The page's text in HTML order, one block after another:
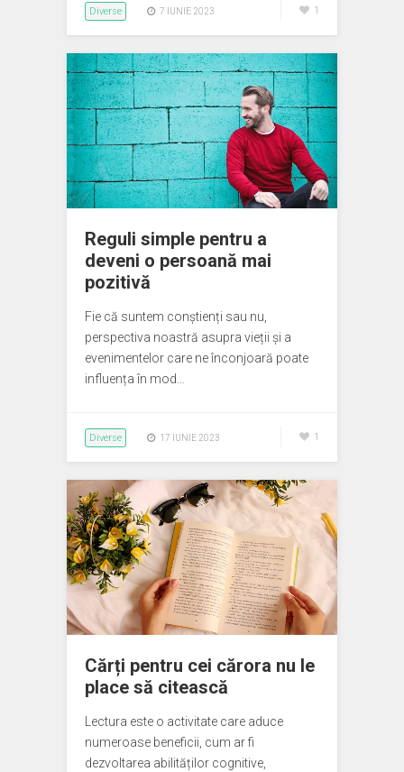
Diverse 7 IUNIE 2023 1
Reguli simple pentru a
deveni o persoană mai
pozitivă
Fie că suntem conștienți sau nu,
perspectiva noastră asupra vieții și a
evenimentelor care ne înconjoară poate
influența în mod…
Diverse 17 IUNIE 2023 1
Cărți pentru cei cărora nu le
place să citească
Lectura este o activitate care aduce
numeroase beneficii, cum ar fi
dezvoltarea abilităților cognitive,